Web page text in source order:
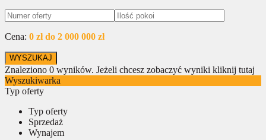
Cena: 0 zł do 2 000 000 zł
Znaleziono 0 wyników. Jeżeli chcesz zobaczyć wyniki kliknij tutaj
Wyszukiwarka
Typ oferty
Typ oferty
Sprzedaż
Wynajem